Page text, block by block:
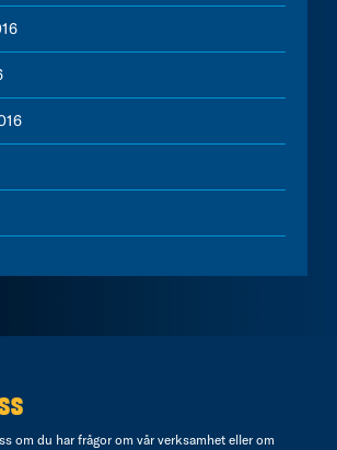
om du har frågor om vår verksamhet eller om